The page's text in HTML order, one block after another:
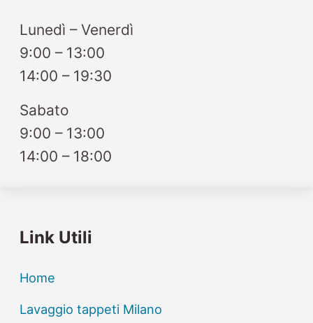
Lunedì – Venerdì
9:00 – 13:00
14:00 – 19:30
Sabato
9:00 – 13:00
14:00 – 18:00
Link Utili
Home
Lavaggio tappeti Milano